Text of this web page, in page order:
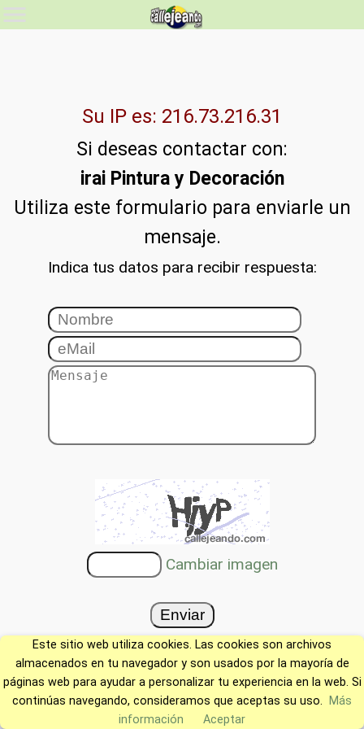
Su IP es: 216.73.216.31
Si deseas contactar con:
irai Pintura y Decoración
Utiliza este formulario para enviarle un
mensaje.
Indica tus datos para recibir respuesta:
Cambiar imagen
Este sitio web utiliza cookies. Las cookies son archivos
almacenados en tu navegador y son usados por la mayoría de
páginas web para ayudar a personalizar tu experiencia en la web. Si
continúas navegando, consideramos que aceptas su uso.
Más
información
Aceptar